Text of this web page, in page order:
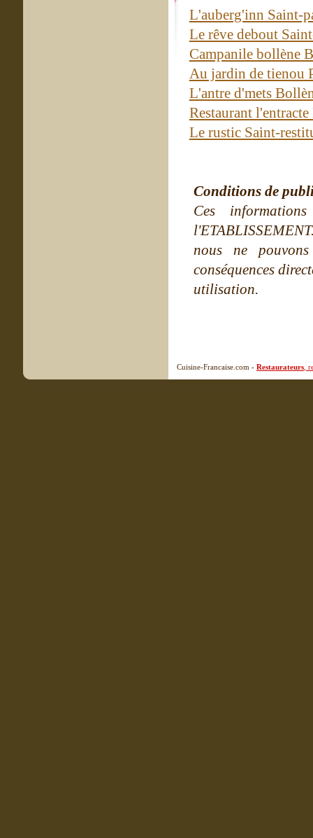
L'auberg'inn Saint-
Le rêve debout
Campanile bollène
Au jardin de tienou
L'antre d'mets
Restaurant
Le rustic Saint-
Conditions de
Ces
nous ne
conséquences
utilisation.
Cuisine-Francaise.com - Restaurateurs ,